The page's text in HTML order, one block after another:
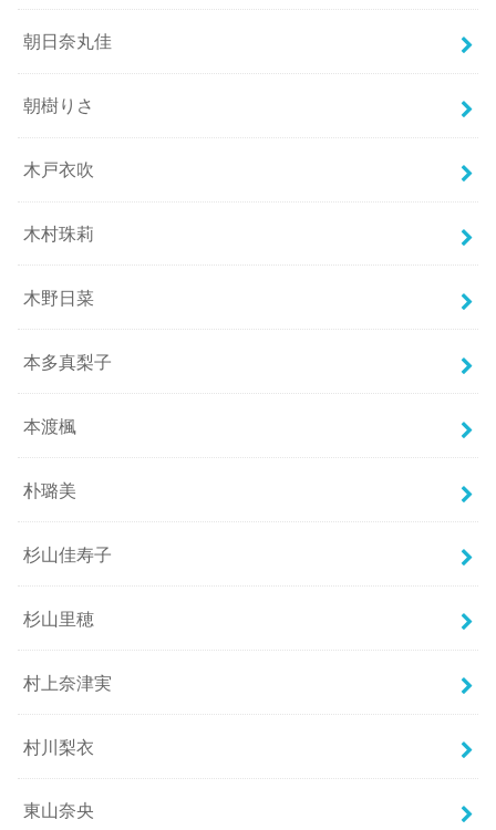
朝日奈丸佳
朝樹りさ
木戸衣吹
木村珠莉
木野日菜
本多真梨子
本渡楓
朴璐美
杉山佳寿子
杉山里穂
村上奈津実
村川梨衣
東山奈央